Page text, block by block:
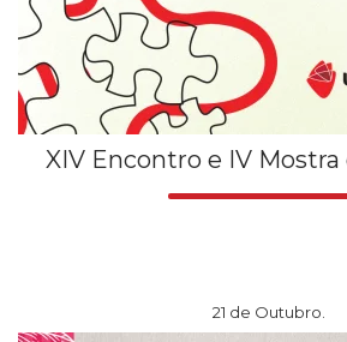
XIV Encontro e IV
21 de Outubro.